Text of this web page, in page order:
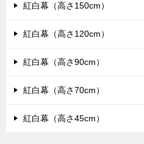
紅白幕（高さ150cm）
紅白幕（高さ120cm）
紅白幕（高さ90cm）
紅白幕（高さ70cm）
紅白幕（高さ45cm）